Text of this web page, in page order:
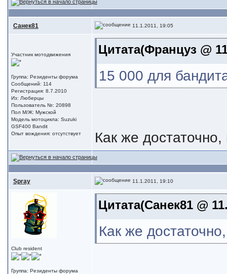
Санек81 11.1.2011, 19:05
Участник мотодвижения
Группа: Резиденты форума
Сообщений: 114
Регистрация: 8.7.2010
Из: Люберцы
Пользователь №: 20898
Пол М/Ж: Мужской
Модель мотоцикла: Suzuki
GSF400 Bandit
Опыт вождения: отсутствует
Цитата(Француз @
15 000 для
Как же
Spray 11.1.2011, 19:10
Club resident
Группа: Резиденты форума
Цитата(Санек81 @
Как же